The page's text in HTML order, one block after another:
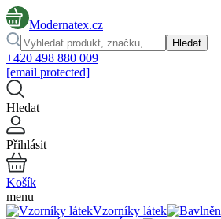
Modernatex.cz
Hledat
+420 498 880 009
[email protected]
Hledat
Přihlásit
Košík
menu
Vzorníky látek